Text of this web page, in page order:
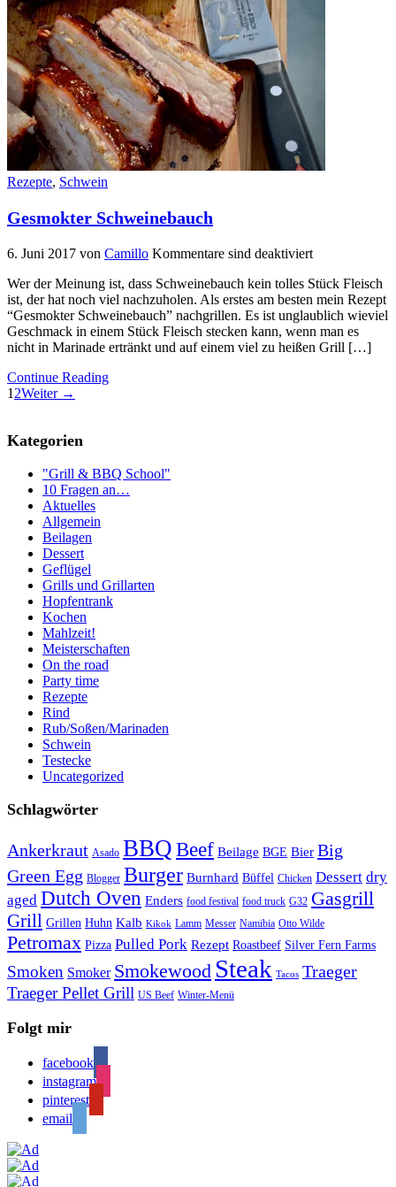
Rezepte, Schwein
Gesmokter Schweinebauch
6. Juni 2017 von Camillo Kommentare sind deaktiviert
Wer der Meinung ist, dass Schweinebauch kein tolles Stück Fleisch
ist, der hat noch viel nachzuholen. Als erstes am besten mein Rezept
“Gesmokter Schweinebauch” nachgrillen. Es ist unglaublich wieviel
Geschmack in einem Stück Fleisch stecken kann, wenn man es
nicht in Marinade ertränkt und auf einem viel zu heißen Grill […]
Continue Reading
1 2Weiter →
Kategorien
"Grill & BBQ School"
10 Fragen an…
Aktuelles
Allgemein
Beilagen
Dessert
Geflügel
Grills und Grillarten
Hopfentrank
Kochen
Mahlzeit!
Meisterschaften
On the road
Party time
Rezepte
Rind
Rub/Soßen/Marinaden
Schwein
Testecke
Uncategorized
Schlagwörter
Ankerkraut Asado BBQBeef Beilage BGE Bier Big
Green Egg Blogger Burger Burnhard Büffel Chicken Dessert dry
aged Dutch Oven Enders food festival food truck G32 Gasgrill
Grill Grillen Huhn Kalb Kikok Lamm Messer Namibia Otto Wilde
Petromax Pizza Pulled Pork Rezept Roastbeef Silver Fern Farms
Smoken Smoker Smokewood Steak Tacos Traeger
Traeger Pellet Grill US Beef Winter-Menü
Folgt mir
facebook
instagram
pinterest
email